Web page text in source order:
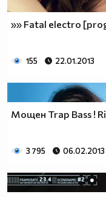
»» Fatal electro
155 22.01.2013
Мощен Trap Bass !
3 795 06.02.2013